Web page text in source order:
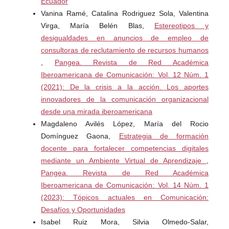
Banco Central. Honduras. (23/03/2022). Comunicado de
2022 [Banco Central de Honduras]. Comunicado. 23 de
marzo de 2022. Recuperado de:
https://www.bch.hn/administrativas/RI/Enlaces%20Comuni
cados%20FMI%20%20ES/Comunicado%20sobre%20la%
20posible%20adopci%C3%B3n%20del%20Bitcoin%20co
mo%20moneda%20de%20curso%20legal%20del%20pa%
C3%ADs.pdf
Banco Central. Paraguay. (31/05/2019). Comunicado de
2019 [Banco Central del Paraguay]. Comunicado del BCP
sobre monedas virtuales o criptomonedas. 31 de mayo
de 2019. Recuperado de:
https://www.bcp.gov.py/comunicado-del-bcp-sobre-
monedas-virtuales-o-criptomonedas-n1153
Banco Central. República Dominicana. (30/09/2021).
Comunicado de 2021 [Banco Central de República
Vanina Ramé, Catalina Rodriguez Sola, Valentina
Virga, María Belén Blas, Estereotipos y
desigualdades en anuncios de empleo de
consultoras de reclutamiento de recursos humanos
, Pangea. Revista de Red Académica
Iberoamericana de Comunicación: Vol. 12 Núm. 1
(2021): De la crisis a la acción. Los aportes
innovadores de la comunicación organizacional
desde una mirada iberoamericana
Magdaleno Avilés López, María del Rocio
Domínguez Gaona, Estrategia de formación
docente para fortalecer competencias digitales
mediante un Ambiente Virtual de Aprendizaje ,
Pangea. Revista de Red Académica
Iberoamericana de Comunicación: Vol. 14 Núm. 1
(2023): Tópicos actuales en Comunicación:
Desafíos y Oportunidades
Isabel Ruiz Mora, Silvia Olmedo-Salar,